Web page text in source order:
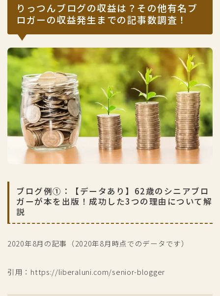
りっつんブログの収益は？その他有名ブ
ロガーの収益発生までの記事数調査！
ブログ例①：【データあり】62歳のシニアブロ
ガーが本を出版！成功した3つの理由について解
説
2020年8月の記事（2020年8月時点でのデータです）
引用：https://liberaluni.com/senior-blogger